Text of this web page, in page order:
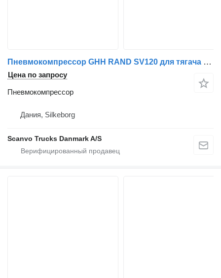
Пневмокомпрессор GHH RAND SV120 для тягача Scania
Цена по запросу
Пневмокомпрессор
Дания, Silkeborg
Scanvo Trucks Danmark A/S